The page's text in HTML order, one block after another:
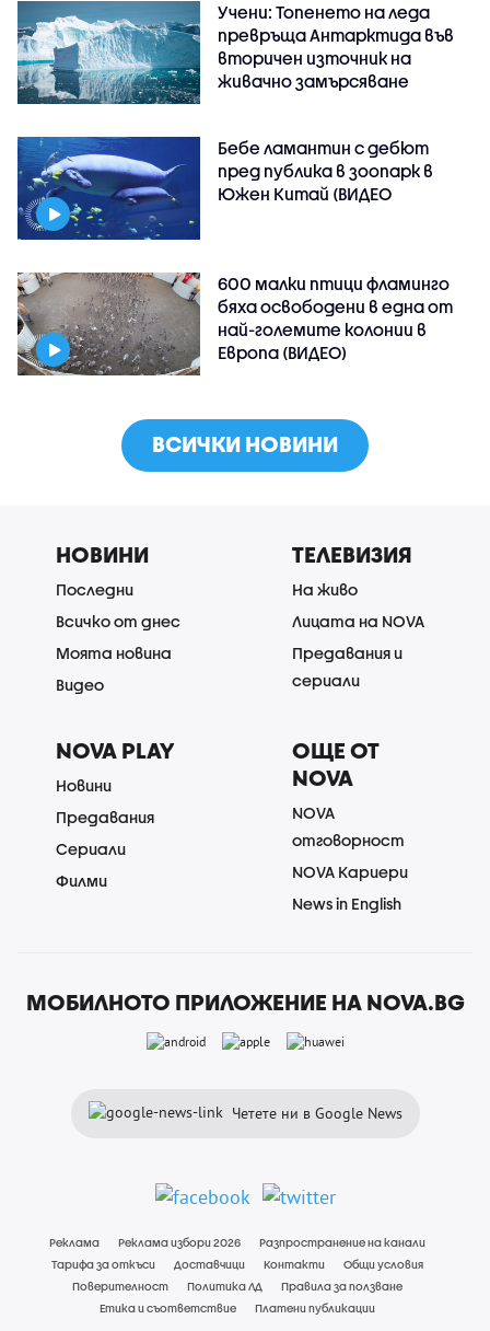
Учени: Топенето на леда
превръща Антарктида във
вторичен източник на
живачно замърсяване
Бебе ламантин с дебют
пред публика в зоопарк в
Южен Китай (ВИДЕО
600 малки птици фламинго
бяха освободени в една от
най-големите колонии в
Европа (ВИДЕО)
ВСИЧКИ НОВИНИ
НОВИНИ
Последни
Всичко от днес
Моята новина
Видео
ТЕЛЕВИЗИЯ
На живо
Лицата на NOVA
Предавания и
сериали
NOVA PLAY
Новини
Предавания
Сериали
Филми
ОЩЕ ОТ
NOVA
NOVA
отговорност
NOVA Кариери
News in English
МОБИЛНОТО ПРИЛОЖЕНИЕ НА NOVA.BG
Четете ни в Google News
Реклама Реклама избори 2026
Разпространение на канали
Тарифа за откъси
Доставчици Контакти
Общи условия
Поверителност
Политика ЛД
Правила за ползване
Етика и съответствие
Платени публикации